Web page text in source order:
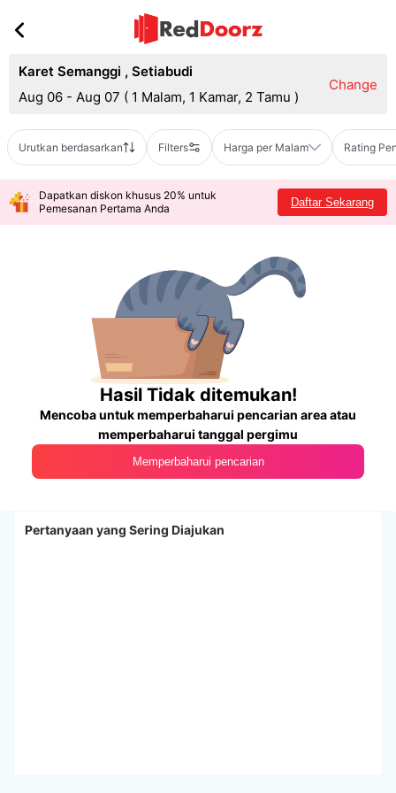
Karet Semanggi , Setiabudi
Aug 06 - Aug 07 ( 1 Malam, 1 Kamar, 2 Tamu )
Change
Urutkan berdasarkan Filters Harga per Malam Rating
Dapatkan diskon khusus 20% untuk
Pemesanan Pertama Anda
Daftar Sekarang
Hasil Tidak ditemukan!
Mencoba untuk memperbaharui pencarian area atau
memperbaharui tanggal pergimu
Memperbaharui pencarian
Pertanyaan yang Sering Diajukan